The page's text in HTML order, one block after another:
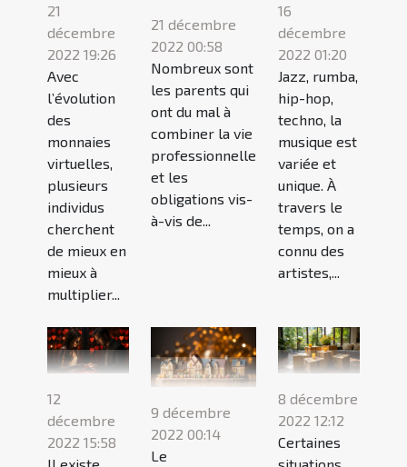
21
décembre
2022 19:26
Avec
l’évolution
des
monnaies
virtuelles,
plusieurs
individus
cherchent
de mieux en
mieux à
multiplier...
21 décembre
2022 00:58
Nombreux sont
les parents qui
ont du mal à
combiner la vie
professionnelle
et les
obligations vis-
à-vis de...
16
décembre
2022 01:20
Jazz, rumba,
hip-hop,
techno, la
musique est
variée et
unique. À
travers le
temps, on a
connu des
artistes,...
12
décembre
2022 15:58
9 décembre
2022 00:14
Le
8 décembre
2022 12:12
Certaines